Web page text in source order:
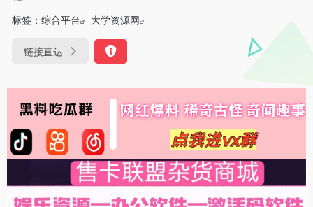
标签： 综合平台 大学资源网
链接直达